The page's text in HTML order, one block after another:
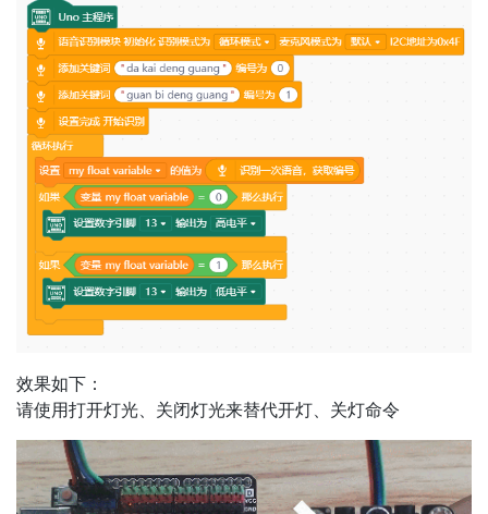
效果如下：
请使用打开灯光、关闭灯光来替代开灯、关灯命令